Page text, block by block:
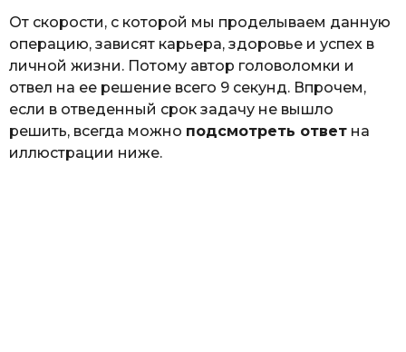
От скорости, с которой мы проделываем данную
операцию, зависят карьера, здоровье и успех в
личной жизни. Потому автор головоломки и
отвел на ее решение всего 9 секунд. Впрочем,
если в отведенный срок задачу не вышло
решить, всегда можно подсмотреть ответ на
иллюстрации ниже.